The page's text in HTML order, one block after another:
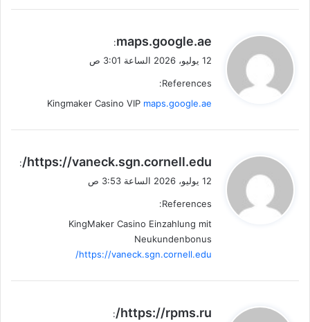
ي
ق
ل
maps.google.ae
:
12 يوليو، 2026 الساعة 3:01 ص
References:
Kingmaker Casino VIP maps.google.ae
ي
ق
ل
https://vaneck.sgn.cornell.edu/
:
12 يوليو، 2026 الساعة 3:53 ص
References:
KingMaker Casino Einzahlung mit
Neukundenbonus
https://vaneck.sgn.cornell.edu/
يhttps://rpms.ru/
: